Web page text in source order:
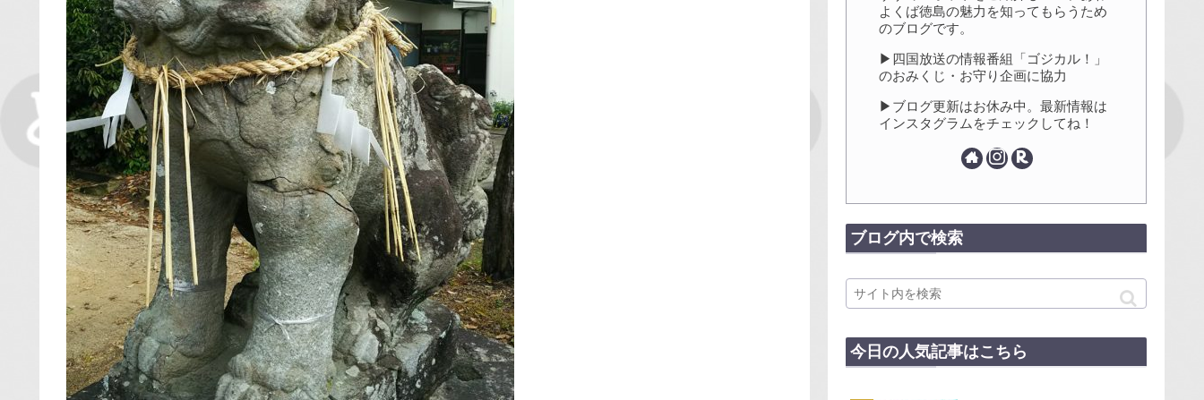
よくば徳島の魅力を知ってもらうため
のブログです。
▶四国放送の情報番組「ゴジカル！」
のおみくじ・お守り企画に協力
▶ブログ更新はお休み中。最新情報は
インスタグラムをチェックしてね！
ブログ内で検索
今日の人気記事はこちら